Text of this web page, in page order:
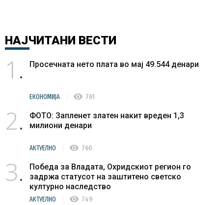
НАЈЧИТАНИ ВЕСТИ
1 Просечната нето плата во мај 49.544 денари
ЕКОНОМИЈА visibility 761
2
ФОТО: Запленет златен накит вреден 1,3
милиони денари
АКТУЕЛНО visibility 760
3
Победа за Владата, Охридскиот регион го
задржа статусот на заштитено светско
културно наследство
АКТУЕЛНО visibility 749